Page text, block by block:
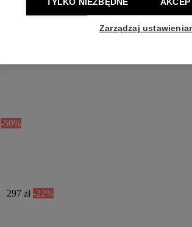
TYLKO NIEZBĘDNE
Zarządzaj
-50%
297 zł -22%